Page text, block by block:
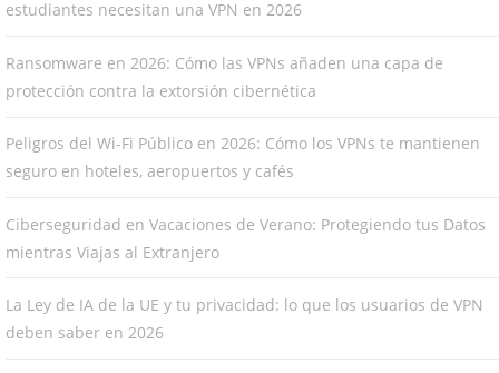
estudiantes necesitan una VPN en 2026
Ransomware en 2026: Cómo las VPNs añaden una capa de
protección contra la extorsión cibernética
Peligros del Wi-Fi Público en 2026: Cómo los VPNs te mantienen
seguro en hoteles, aeropuertos y cafés
Ciberseguridad en Vacaciones de Verano: Protegiendo tus Datos
mientras Viajas al Extranjero
La Ley de IA de la UE y tu privacidad: lo que los usuarios de VPN
deben saber en 2026